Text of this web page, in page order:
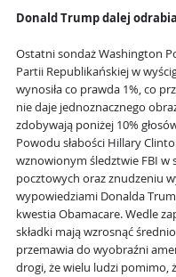
Donald Trump dalej
Ostatni sondaż Washington
Partii Republikańskiej w
wynosiła co prawda 1%, co
nie daje jednoznacznego
zdobywają poniżej 10%
Powodu słabości Hillary
wznowionym śledztwie FBI w
pocztowych oraz znudzeniu
wypowiedziami Donalda
kwestia Obamacare. Wedle
składki mają wzrosnąć
przemawia do wyobraźni
drogi, że wielu ludzi pomimo,